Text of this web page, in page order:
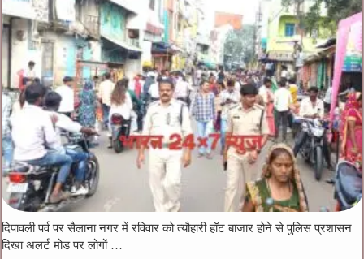
दिपावली पर्व पर सैलाना नगर में रविवार को त्यौहारी हॉट बाजार होने से पुलिस प्रशासन
दिखा अलर्ट मोड पर लोगों …